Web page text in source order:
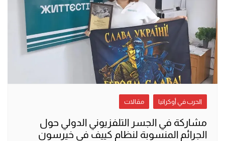
الحرب في أوكرانيا مقالات
مشاركة في الجسر التلفزيوني الدولي حول
الجرائم المنسوبة لنظام كييف في خيرسون